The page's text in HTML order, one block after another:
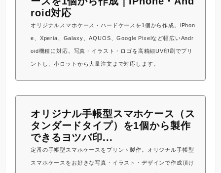
roid対応
オリジナルスマホケース・ハードケースを1個から作成。iPhon
e、Xperia、Galaxy、AQUOS、Google Pixelなど幅広いAndr
oid機種に対応。写真・イラスト・ロゴを高精細UV印刷でプリ
ントし、小ロットから大量注文まで対応します。
オリジナル手帳型スマホケース（ス
タンダードタイプ）を1個から製作
できるヨツバ印...
定番の手帳型スマホケースをプリント製作。オリジナル手帳型
スマホケースをお好きな写真・イラスト・デザインで作成頂け